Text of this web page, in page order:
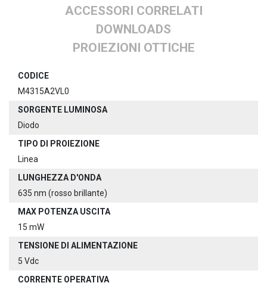
ACCESSORI CORRELATI
DOWNLOADS
PROIEZIONI OTTICHE
CODICE
M4315A2VL0
SORGENTE LUMINOSA
Diodo
TIPO DI PROIEZIONE
Linea
LUNGHEZZA D'ONDA
635 nm (rosso brillante)
MAX POTENZA USCITA
15 mW
TENSIONE DI ALIMENTAZIONE
5 Vdc
CORRENTE OPERATIVA